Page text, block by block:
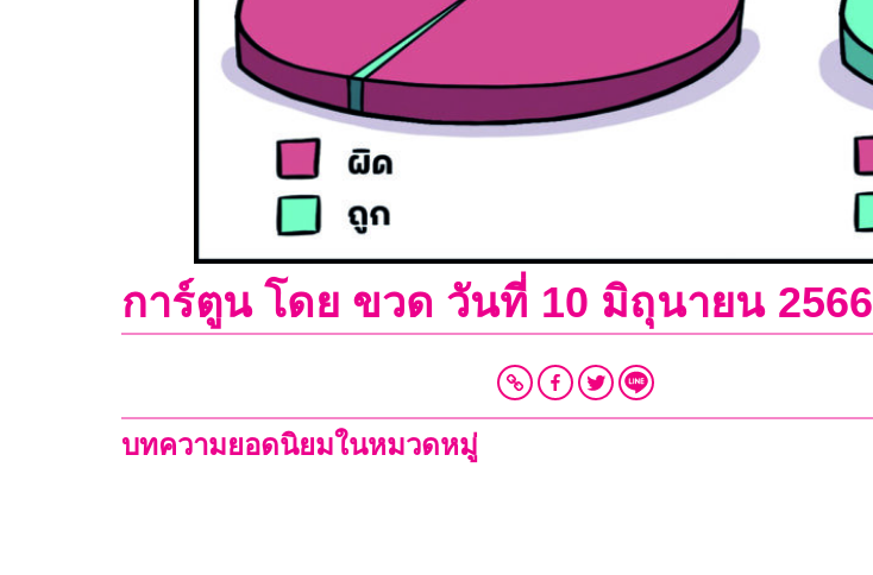
การ์ตูน โดย ขวด วันที่ 10 มิถุนายน 2566
บทความยอดนิยมในหมวดหมู่